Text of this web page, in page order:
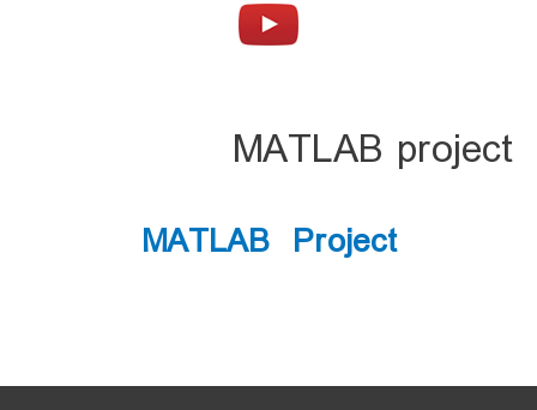
MATLAB project
MATLAB Project